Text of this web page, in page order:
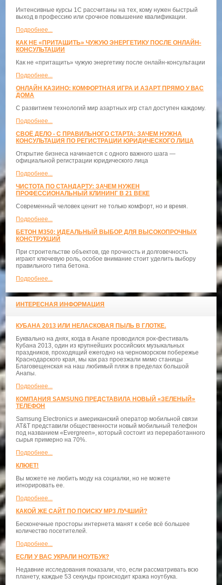
Интенсивные курсы 1С рассчитаны на тех, кому нужен быстрый
выход в профессию или срочное повышение квалификации.
Подробнее...
КАК НЕ «ПРИТАЩИТЬ» ЧУЖУЮ ЭНЕРГЕТИКУ ПОСЛЕ ОНЛАЙН-
КОНСУЛЬТАЦИИ
Как не «притащить» чужую энергетику после онлайн-консультации
Подробнее...
ОНЛАЙН КАЗИНО: КОМФОРТНАЯ ИГРА И АЗАРТ ПРЯМО У ВАС
ДОМА
С развитием технологий мир азартных игр стал доступен каждому.
Подробнее...
СВОЁ ДЕЛО - С ПРАВИЛЬНОГО СТАРТА: ЗАЧЕМ НУЖНА
КОНСУЛЬТАЦИЯ ПО РЕГИСТРАЦИИ ЮРИДИЧЕСКОГО ЛИЦА
Открытие бизнеса начинается с одного важного шага —
официальной регистрации юридического лица
Подробнее...
ЧИСТОТА ПО СТАНДАРТУ: ЗАЧЕМ НУЖЕН
ПРОФЕССИОНАЛЬНЫЙ КЛИНИНГ В 21 ВЕКЕ
Современный человек ценит не только комфорт, но и время.
Подробнее...
БЕТОН М350: ИДЕАЛЬНЫЙ ВЫБОР ДЛЯ ВЫСОКОПРОЧНЫХ
КОНСТРУКЦИЙ
При строительстве объектов, где прочность и долговечность
играют ключевую роль, особое внимание стоит уделить выбору
правильного типа бетона.
Подробнее...
ИНТЕРЕСНАЯ ИНФОРМАЦИЯ
КУБАНА 2013 ИЛИ НЕЛАСКОВАЯ ПЫЛЬ В ГЛОТКЕ.
Буквально на днях, когда в Анапе проводился рок-фестиваль
Кубана 2013, один из крупнейших российских музыкальных
праздников, проходящий ежегодно на черноморском побережье
Краснодарского края, мы как раз проезжали мимо станицы
Благовещенская на наш любимый пляж в пределах большой
Анапы.
Подробнее...
КОМПАНИЯ SAMSUNG ПРЕДСТАВИЛА НОВЫЙ «ЗЕЛЕНЫЙ»
ТЕЛЕФОН
Samsung Electronics и американский оператор мобильной связи
AT&T представили общественности новый мобильный телефон
под названием «Evergreen», который состоит из переработанного
сырья примерно на 70%.
Подробнее...
КЛЮЕТ!
Вы можете не любить моду на социалки, но не можете
игнорировать ее.
Подробнее...
КАКОЙ ЖЕ САЙТ ПО ПОИСКУ MP3 ЛУЧШИЙ?
Бесконечные просторы интернета манят к себе всё большее
количество посетителей.
Подробнее...
ЕСЛИ У ВАС УКРАЛИ НОУТБУК?
Недавние исследования показали, что, если рассматривать всю
планету, каждые 53 секунды происходит кража ноутбука.